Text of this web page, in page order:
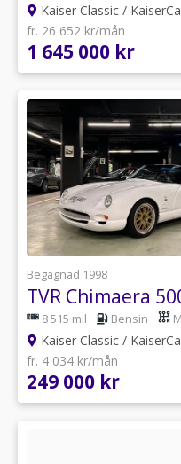
Kaiser Classic /
fr. 26 652 kr/mån
1 645 000 kr
Begagnad 1998
TVR Chimaera
8 515 mil Bensin
Kaiser Classic /
fr. 4 034 kr/mån
249 000 kr